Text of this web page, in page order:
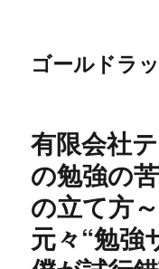
ゴールドラ
有限会社
の勉強の
の立て方
元々“勉強